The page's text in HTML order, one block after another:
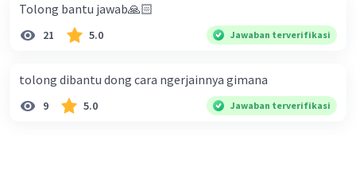
Tolong bantu jawab🙏🏻
21 5.0 Jawaban terverifikasi
tolong dibantu dong cara ngerjainnya gimana
9 5.0 Jawaban terverifikasi